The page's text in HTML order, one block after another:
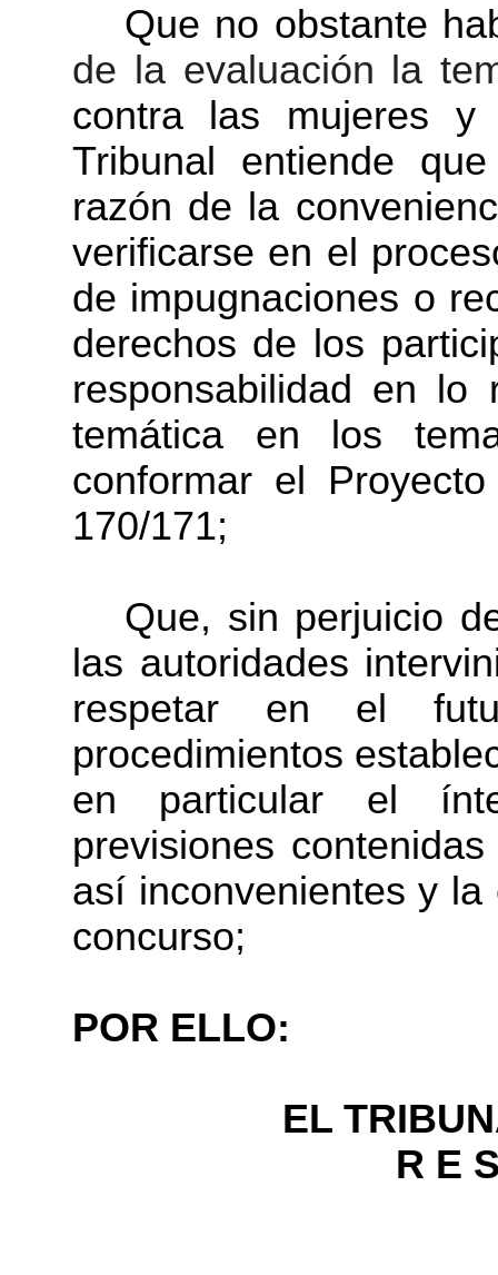
Que no obstante
de la evaluación la
contra las mujeres y
Tribunal entiende
razón de la
verificarse en el
de impugnaciones o
derechos de los
responsabilidad en
temática en los
conformar el
170/171;
Que, sin perjuicio
las autoridades
respetar en el
procedimientos
en particular el
previsiones
así inconvenientes y
concurso;
POR ELLO:
EL
R E